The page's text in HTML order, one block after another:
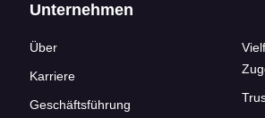
Unternehmen
Über
Karriere
Geschäftsführung